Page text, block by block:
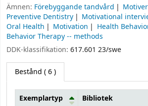
Ämnen: Förebyggande tandvård
Preventive Dentistry
Motivational
Oral Health
Motivation
Health
Behavior Therapy -- methods
DDK-klassifikation: 617.601 23/swe
Bestånd ( 6 )
Exemplartyp Bibliotek